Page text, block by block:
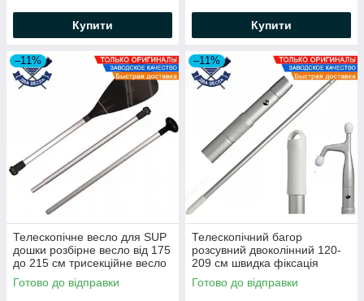
Купити Купити
–11%
Телескопічне весло для SUP
дошки розбірне весло від 175
до 215 см трисекційне весло
2-в-1 Osculati 34.474.00
Італія
Готово до відправки
–11%
Телескопічний багор
розсувний двоколінний 120-
209 см швидка фіксація
алюміній 34.915.41 Osculati
Готово до відправки